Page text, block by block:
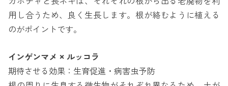
用し合うため、良く生長します。根が絡むように植える
のがポイントです。
インゲンマメ × ルッコラ
期待させる効果：生育促進・病害虫予防